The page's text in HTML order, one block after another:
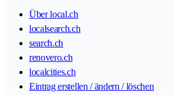
Über local.ch
localsearch.ch
search.ch
renovero.ch
localcities.ch
Eintrag erstellen / ändern / löschen